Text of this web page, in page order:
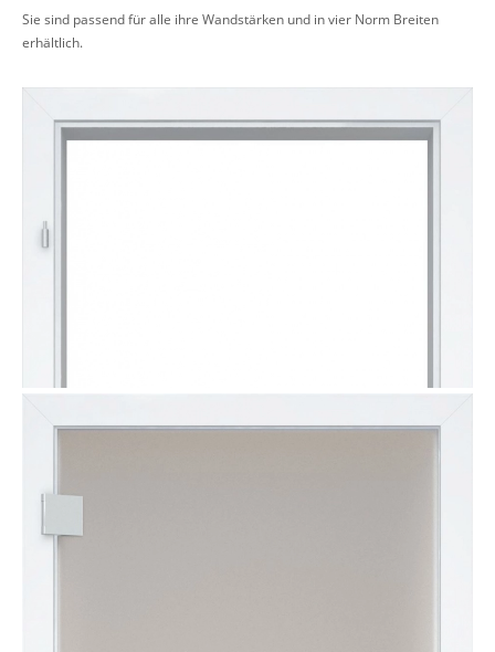
Sie sind passend für alle ihre Wandstärken und in vier Norm Breiten
erhältlich.